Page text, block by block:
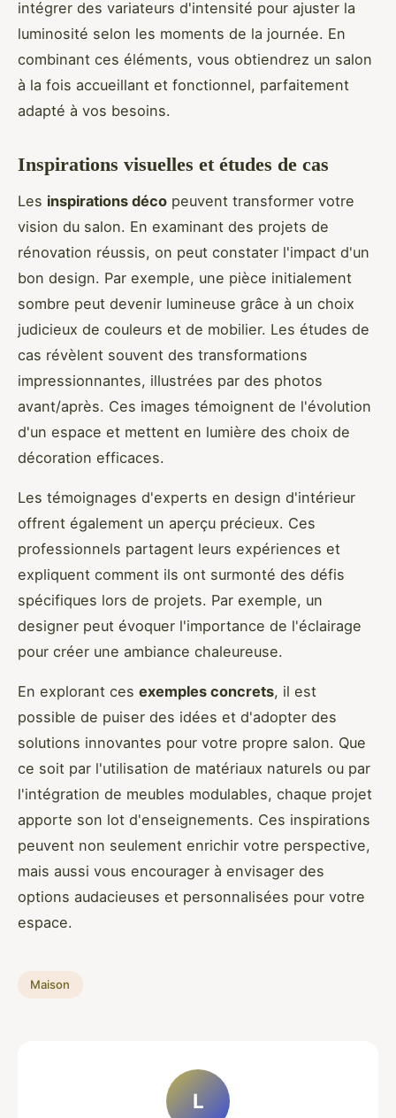
intégrer des variateurs d'intensité pour ajuster la
luminosité selon les moments de la journée. En
combinant ces éléments, vous obtiendrez un salon
à la fois accueillant et fonctionnel, parfaitement
adapté à vos besoins.
Inspirations visuelles et études de cas
Les inspirations déco peuvent transformer votre
vision du salon. En examinant des projets de
rénovation réussis, on peut constater l'impact d'un
bon design. Par exemple, une pièce initialement
sombre peut devenir lumineuse grâce à un choix
judicieux de couleurs et de mobilier. Les études de
cas révèlent souvent des transformations
impressionnantes, illustrées par des photos
avant/après. Ces images témoignent de l'évolution
d'un espace et mettent en lumière des choix de
décoration efficaces.
Les témoignages d'experts en design d'intérieur
offrent également un aperçu précieux. Ces
professionnels partagent leurs expériences et
expliquent comment ils ont surmonté des défis
spécifiques lors de projets. Par exemple, un
designer peut évoquer l'importance de l'éclairage
pour créer une ambiance chaleureuse.
En explorant ces exemples concrets, il est
possible de puiser des idées et d'adopter des
solutions innovantes pour votre propre salon. Que
ce soit par l'utilisation de matériaux naturels ou par
l'intégration de meubles modulables, chaque projet
apporte son lot d'enseignements. Ces inspirations
peuvent non seulement enrichir votre perspective,
mais aussi vous encourager à envisager des
options audacieuses et personnalisées pour votre
espace.
Maison
L